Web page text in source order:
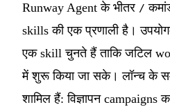
Runway Agent के भीतर /
skills की एक प्रणाली है।
एक skill चुनते हैं ताकि जटिल
में शुरू किया जा सके। लॉन्च के
शामिल हैं: विज्ञापन campaigns